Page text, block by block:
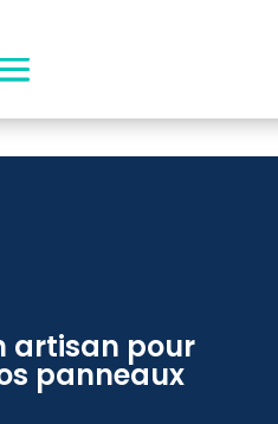
artisan pour
panneaux